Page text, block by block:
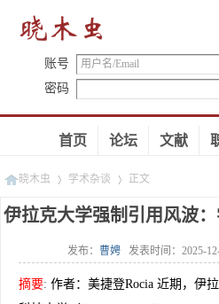
账号
密码
首页 论坛 文献
晓木虫 学术杂谈
»
正文
伊拉克大学强制引用风波
发布： 曹娉 发表时间： 2025-
摘要: 作者：美捷登Rocia 近期，